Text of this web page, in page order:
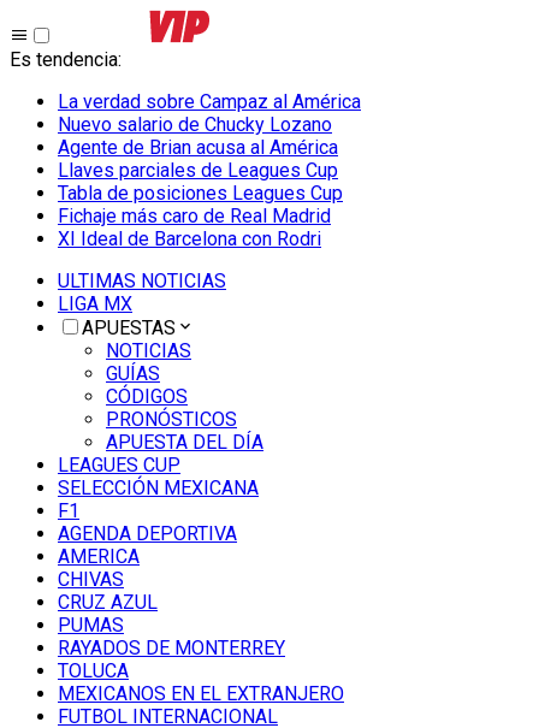
Es tendencia:
La verdad sobre Campaz al América
Nuevo salario de Chucky Lozano
Agente de Brian acusa al América
Llaves parciales de Leagues Cup
Tabla de posiciones Leagues Cup
Fichaje más caro de Real Madrid
XI Ideal de Barcelona con Rodri
ULTIMAS NOTICIAS
LIGA MX
APUESTAS
NOTICIAS
GUÍAS
CÓDIGOS
PRONÓSTICOS
APUESTA DEL DÍA
LEAGUES CUP
SELECCIÓN MEXICANA
F1
AGENDA DEPORTIVA
AMERICA
CHIVAS
CRUZ AZUL
PUMAS
RAYADOS DE MONTERREY
TOLUCA
MEXICANOS EN EL EXTRANJERO
FUTBOL INTERNACIONAL